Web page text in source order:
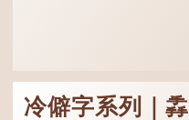
冷僻字系列｜掱